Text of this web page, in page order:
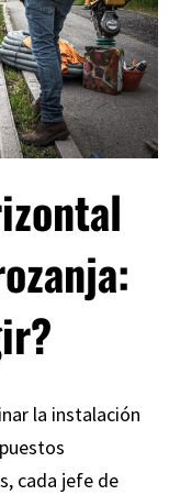
la instalación
cada jefe de